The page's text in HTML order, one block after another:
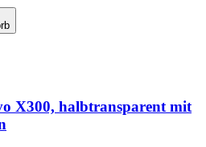
X300, halbtransparent mit